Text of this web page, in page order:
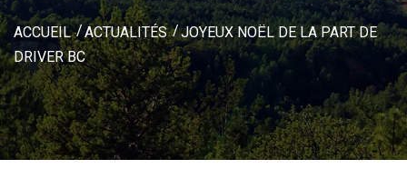
ACCUEIL ACTUALITÉS
JOYEUX NOËL DE LA PART DE
DRIVER BC